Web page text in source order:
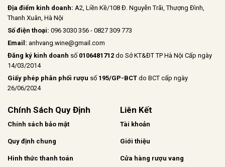
Địa điểm kinh doanh: A2, Liền Kề/108 Đ. Nguyễn Trãi, Thượng Đình,
Thanh Xuân, Hà Nội
Số điện thoại: 096 3030 356 - 0827 309 773
Email: anhvang.wine@gmail.com
Đăng ký kinh doanh số 0106481712 do Sở KT&ĐT TP Hà Nội Cấp ngày
14/03/2014
Giấy phép phân phối rượu số 195/GP-BCT do BCT cấp ngày
26/06/2024
Chính Sách Quy Định
Chính sách bảo mật
Quy định chung
Hình thức thanh toán
Liên Kết
Tài khoản
Giới thiệu
Cửa hàng rượu vang